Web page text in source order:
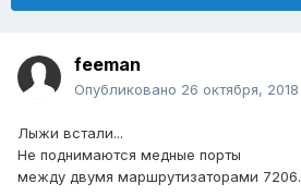
feeman
Опубликовано 26 октября, 2018
Лыжи встали...
Не поднимаются медные порты
между двумя маршрутизаторами 7206.